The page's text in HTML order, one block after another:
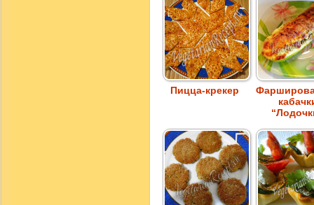
Пицца-крекер